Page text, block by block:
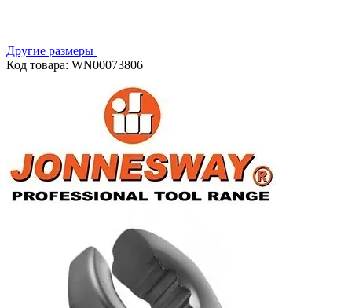
Другие размеры
Код товара: WN00073806